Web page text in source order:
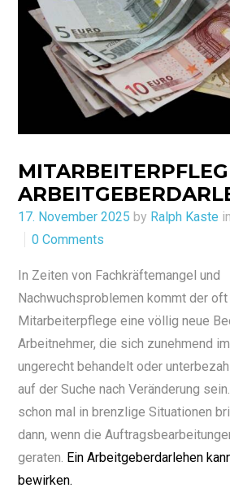
Posted
17. November 2025 by Ralph Kaste
0 Comments
In Zeiten von Fachkräftemangel und
Nachwuchsproblemen kommt der
Mitarbeiterpflege eine völlig neue
Arbeitnehmer, die sich zunehmend
ungerecht behandelt oder
auf der Suche nach Veränderung
schon mal in brenzlige Situationen
dann, wenn die
geraten. Ein Arbeitgeberdarlehen
bewirken.